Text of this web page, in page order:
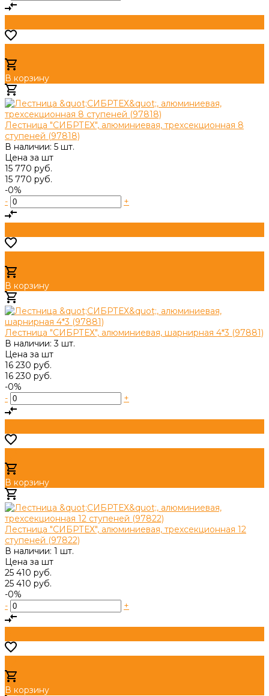
В корзину
Лестница "СИБРТЕХ", алюминиевая, трехсекционная 8
ступеней (97818)
В наличии: 5 шт.
Цена за шт
15 770 руб.
15 770 руб.
-0%
-
+
В корзину
Лестница "СИБРТЕХ", алюминиевая, шарнирная 4*3 (97881)
В наличии: 3 шт.
Цена за шт
16 230 руб.
16 230 руб.
-0%
-
+
В корзину
Лестница "СИБРТЕХ", алюминиевая, трехсекционная 12
ступеней (97822)
В наличии: 1 шт.
Цена за шт
25 410 руб.
25 410 руб.
-0%
-
+
В корзину